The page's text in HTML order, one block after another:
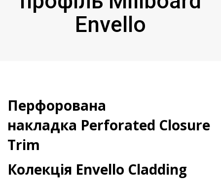
Envello
Перфорована
накладка Perforated Closure
Trim
Колекція Envello Cladding